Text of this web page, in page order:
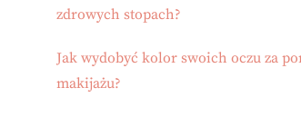
zdrowych stopach?
Jak wydobyć kolor swoich oczu za
makijażu?